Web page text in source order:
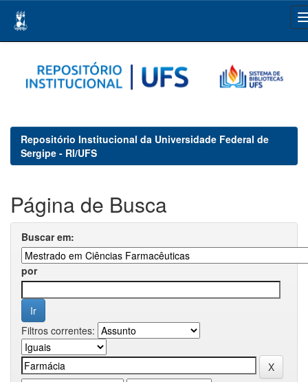
navigation
Repositório Institucional da Universidade Federal de
Sergipe - RI/UFS
Página de Busca
Buscar em:
por
Filtros correntes: